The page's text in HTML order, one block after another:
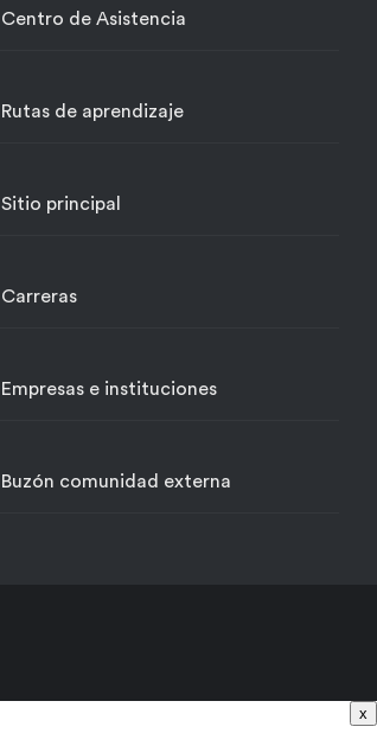
Centro de Asistencia
Rutas de aprendizaje
Sitio principal
Carreras
Empresas e instituciones
Buzón comunidad externa
x